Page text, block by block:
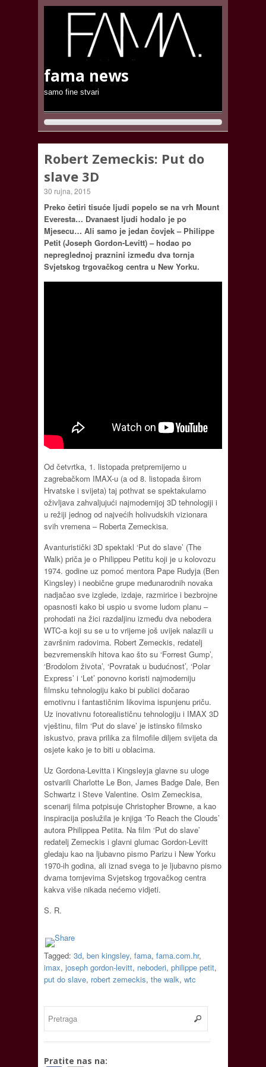
fama news
samo fine stvari
Robert Zemeckis: Put do
slave 3D
30 rujna, 2015
Preko četiri tisuće ljudi popelo se na vrh Mount
Everesta… Dvanaest ljudi hodalo je po
Mjesecu… Ali samo je jedan čovjek – Philippe
Petit (Joseph Gordon-Levitt) – hodao po
nepreglednoj praznini između dva tornja
Svjetskog trgovačkog centra u New Yorku.
Od četvrtka, 1. listopada pretpremijerno u
zagrebačkom IMAX-u (a od 8. listopada širom
Hrvatske i svijeta) taj pothvat se spektakularno
oživljava zahvaljujući najmodernijoj 3D tehnologiji i
u režiji jednog od najvećih holivudskih vizionara
svih vremena – Roberta Zemeckisa.
Avanturistički 3D spektakl ‘Put do slave’ (The
Walk) priča je o Philippeu Petitu koji je u kolovozu
1974. godine uz pomoć mentora Pape Rudyja (Ben
Kingsley) i neobične grupe međunarodnih novaka
nadjačao sve izglede, izdaje, razmirice i bezbrojne
opasnosti kako bi uspio u svome ludom planu –
prohodati na žici razdaljinu između dva nebodera
WTC-a koji su se u to vrijeme još uvijek nalazili u
završnim radovima. Robert Zemeckis, redatelj
bezvremenskih hitova kao što su ‘Forrest Gump’,
‘Brodolom života’, ‘Povratak u budućnost’, ‘Polar
Express’ i ‘Let’ ponovno koristi najmoderniju
filmsku tehnologiju kako bi publici dočarao
emotivnu i fantastičnim likovima ispunjenu priču.
Uz inovativnu fotorealističnu tehnologiju i IMAX 3D
vještinu, film ‘Put do slave’ je istinsko filmsko
iskustvo, prava prilika za filmofile diljem svijeta da
osjete kako je to biti u oblacima.
Uz Gordona-Levitta i Kingsleyja glavne su uloge
ostvarili Charlotte Le Bon, James Badge Dale, Ben
Schwartz i Steve Valentine. Osim Zemeckisa,
scenarij filma potpisuje Christopher Browne, a kao
inspiracija poslužila je knjiga ‘To Reach the Clouds’
autora Philippea Petita. Na film ‘Put do slave’
redatelj Zemeckis i glavni glumac Gordon-Levitt
gledaju kao na ljubavno pismo Parizu i New Yorku
1970-ih godina, ali iznad svega to je ljubavno pismo
dvama tornjevima Svjetskog trgovačkog centra
kakva više nikada nećemo vidjeti.
S. R.
Tagged: 3d, ben kingsley, fama, fama.com.hr,
imax, joseph gordon-levitt, neboderi, philippe petit,
put do slave, robert zemeckis, the walk, wtc
Pratite nas na: